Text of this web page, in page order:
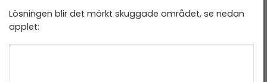
Lösningen blir det mörkt skuggade området, se nedan
applet: